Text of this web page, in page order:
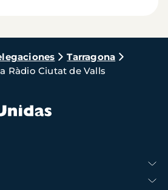
Tarragona
Ràdio Ciutat de Valls